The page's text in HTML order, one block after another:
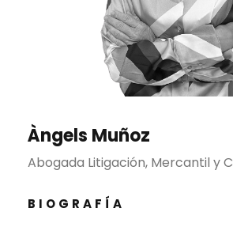
Àngels Muñoz
Abogada Litigación, Mercantil y
BIOGRAFÍA